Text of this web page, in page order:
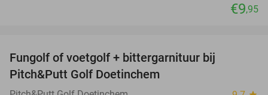
€9,95
Fungolf of voetgolf + bittergarnituur bij
Pitch&Putt Golf Doetinchem